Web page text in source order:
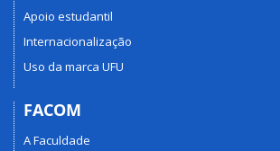
Apoio estudantil
Internacionalização
Uso da marca UFU
FACOM
A Faculdade